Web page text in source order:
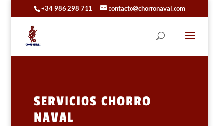
+34 986 298 711 contacto@chorronaval.com
SERVICIOS CHORRO
NAVAL